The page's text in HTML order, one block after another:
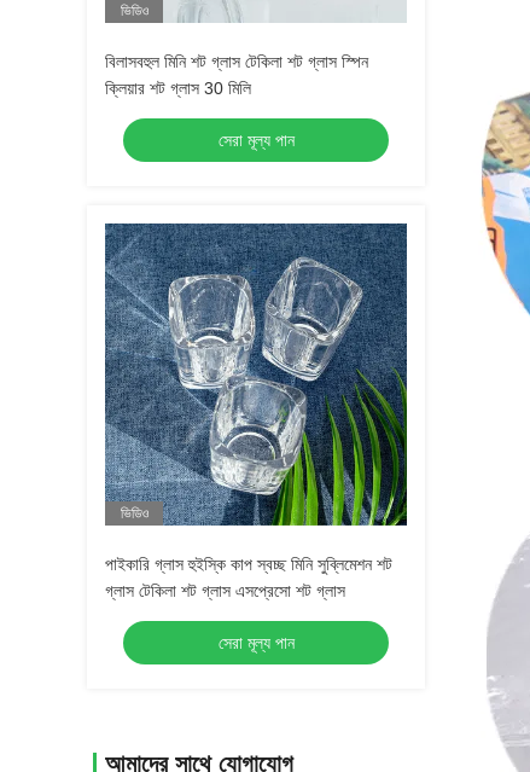
ভিডিও
বিলাসবহুল মিনি শট গ্লাস টেকিলা শট গ্লাস স্পিন
ক্লিয়ার শট গ্লাস 30 মিলি
সেরা মূল্য পান
ভিডিও
পাইকারি গ্লাস হুইস্কি কাপ স্বচ্ছ মিনি সুব্লিমেশন শট
গ্লাস টেকিলা শট গ্লাস এসপ্রেসো শট গ্লাস
সেরা মূল্য পান
আমাদের সাথে যোগাযোগ